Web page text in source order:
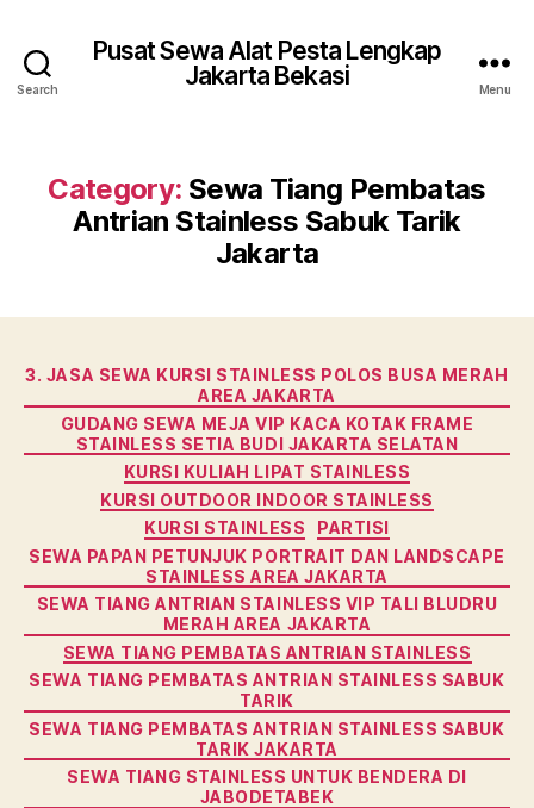
Search
Pusat Sewa Alat Pesta Lengkap
Jakarta Bekasi
Menu
Category: Sewa Tiang Pembatas
Antrian Stainless Sabuk Tarik
Jakarta
Categories
3. JASA SEWA KURSI STAINLESS POLOS BUSA MERAH
AREA JAKARTA
GUDANG SEWA MEJA VIP KACA KOTAK FRAME
STAINLESS SETIA BUDI JAKARTA SELATAN
KURSI KULIAH LIPAT STAINLESS
KURSI OUTDOOR INDOOR STAINLESS
KURSI STAINLESS
PARTISI
SEWA PAPAN PETUNJUK PORTRAIT DAN LANDSCAPE
STAINLESS AREA JAKARTA
SEWA TIANG ANTRIAN STAINLESS VIP TALI BLUDRU
MERAH AREA JAKARTA
SEWA TIANG PEMBATAS ANTRIAN STAINLESS
SEWA TIANG PEMBATAS ANTRIAN STAINLESS SABUK
TARIK
SEWA TIANG PEMBATAS ANTRIAN STAINLESS SABUK
TARIK JAKARTA
SEWA TIANG STAINLESS UNTUK BENDERA DI
JABODETABEK